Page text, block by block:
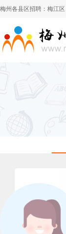
梅州各县区招聘： 梅江区